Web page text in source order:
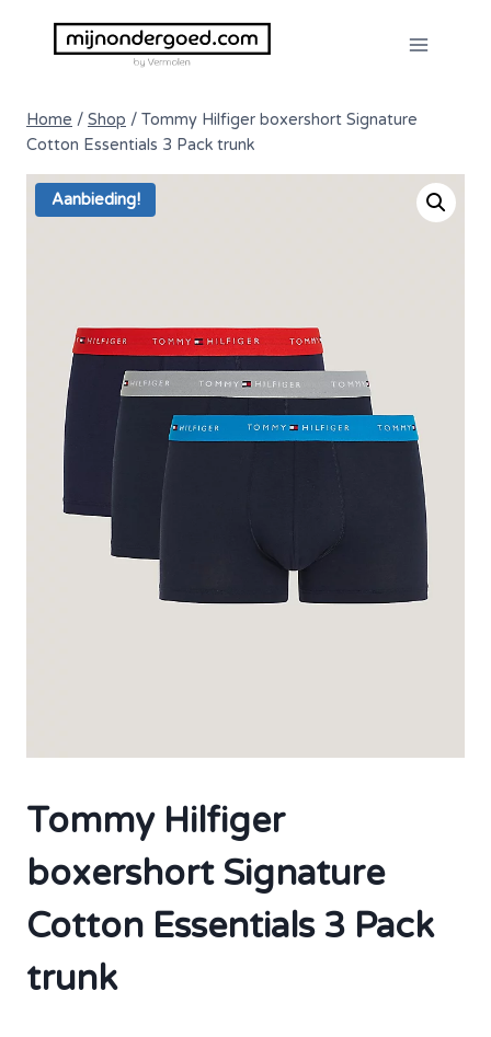
Home / Shop / Tommy Hilfiger boxershort Signature
Cotton Essentials 3 Pack trunk
Aanbieding!
Tommy Hilfiger
boxershort Signature
Cotton Essentials 3 Pack
trunk